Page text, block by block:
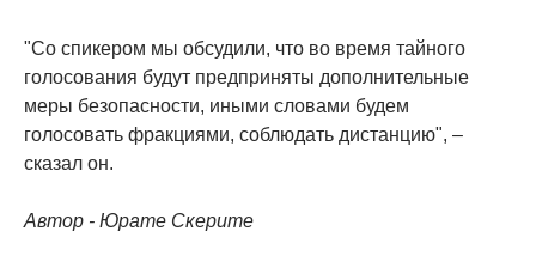
"Со спикером мы обсудили, что во время тайного
голосования будут предприняты дополнительные
меры безопасности, иными словами будем
голосовать фракциями, соблюдать дистанцию", –
сказал он.
Автор - Юрате Скерите